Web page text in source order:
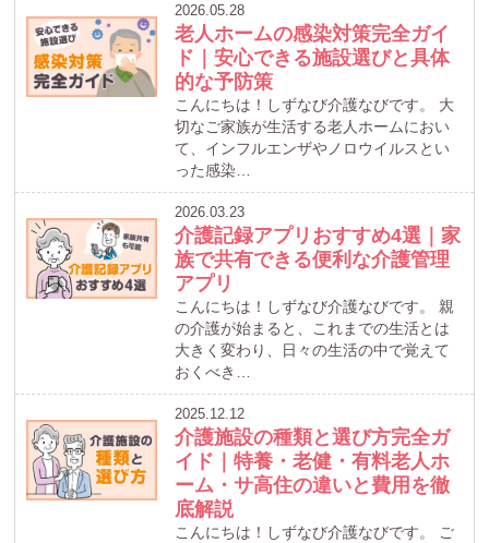
2026.05.28
老人ホームの感染対策完全ガイ
ド｜安心できる施設選びと具体
的な予防策
こんにちは！しずなび介護なびです。 大
切なご家族が生活する老人ホームにおい
て、インフルエンザやノロウイルスとい
った感染…
2026.03.23
介護記録アプリおすすめ4選｜家
族で共有できる便利な介護管理
アプリ
こんにちは！しずなび介護なびです。 親
の介護が始まると、これまでの生活とは
大きく変わり、日々の生活の中で覚えて
おくべき…
2025.12.12
介護施設の種類と選び方完全ガ
イド｜特養・老健・有料老人ホ
ーム・サ高住の違いと費用を徹
底解説
こんにちは！しずなび介護なびです。 ご